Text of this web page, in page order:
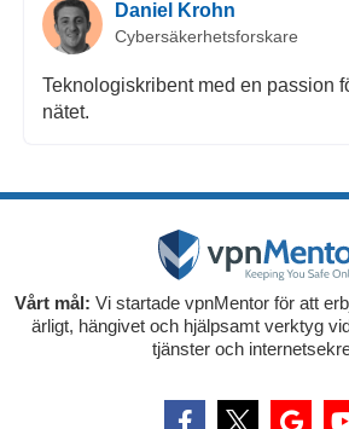
Daniel Krohn
Cybersäkerhetsforskare
Teknologiskribent med en passion
nätet.
Vårt mål: Vi startade vpnMentor för att
ärligt, hängivet och hjälpsamt verktyg
tjänster och